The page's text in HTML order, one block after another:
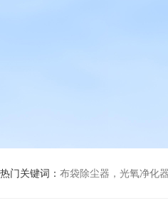
热门关键词： 布袋除尘器，光氧净化器，等离